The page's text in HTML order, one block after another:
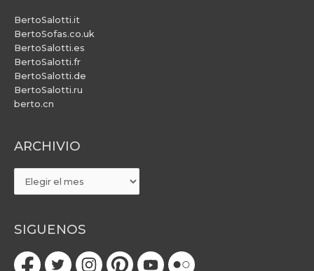
BertoSalotti.it
BertoSofas.co.uk
BertoSalotti.es
BertoSalotti.fr
BertoSalotti.de
BertoSalotti.ru
berto.cn
ARCHIVIO
ARCHIVIO
SIGUENOS